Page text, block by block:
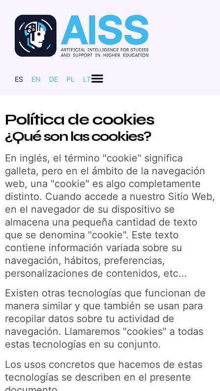
ES EN DE PL LT
Política de cookies
¿Qué son las cookies?
En inglés, el término "cookie" significa
galleta, pero en el ámbito de la navegación
web, una "cookie" es algo completamente
distinto. Cuando accede a nuestro Sitio Web,
en el navegador de su dispositivo se
almacena una pequeña cantidad de texto
que se denomina "cookie". Este texto
contiene información variada sobre su
navegación, hábitos, preferencias,
personalizaciones de contenidos, etc...
Existen otras tecnologías que funcionan de
manera similar y que también se usan para
recopilar datos sobre tu actividad de
navegación. Llamaremos "cookies" a todas
estas tecnologías en su conjunto.
Los usos concretos que hacemos de estas
tecnologías se describen en el presente